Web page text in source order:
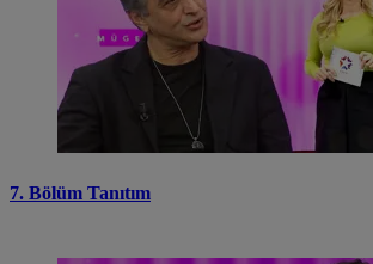
7. Bölüm Tanıtım